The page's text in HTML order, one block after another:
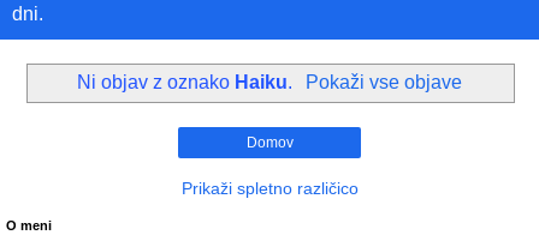
dni.
Ni objav z oznako Haiku. Pokaži vse objave
Domov
Prikaži spletno različico
O meni